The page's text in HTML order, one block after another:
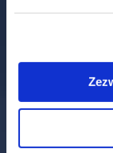
ul. Towarowa
+48 61